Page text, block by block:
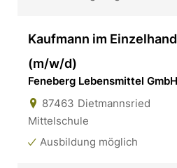
Kaufmann im
(m/w/d)
Feneberg Lebensmittel GmbH
87463 Dietmannsried
Mittelschule
Ausbildung möglich